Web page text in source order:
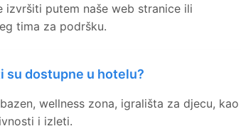
izvršiti putem naše web stranice ili
tima za podršku.
su dostupne u hotelu?
wellness zona, igrališta za djecu,
i izleti.